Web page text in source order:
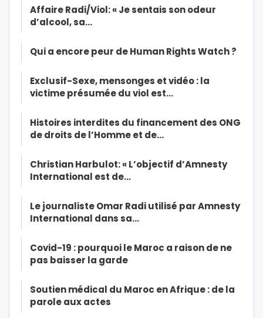
Affaire Radi/Viol: « Je sentais son odeur
d’alcool, sa…
Qui a encore peur de Human Rights Watch ?
Exclusif-Sexe, mensonges et vidéo : la
victime présumée du viol est…
Histoires interdites du financement des ONG
de droits de l’Homme et de…
Christian Harbulot: « L’objectif d’Amnesty
International est de…
Le journaliste Omar Radi utilisé par Amnesty
International dans sa…
Covid-19 : pourquoi le Maroc a raison de ne
pas baisser la garde
Soutien médical du Maroc en Afrique : de la
parole aux actes